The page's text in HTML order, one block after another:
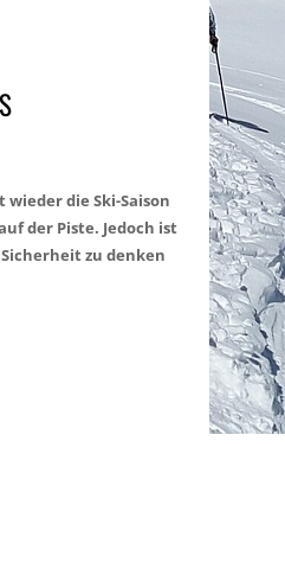
wieder die Ski-Saison
der Piste. Jedoch ist
zu denken